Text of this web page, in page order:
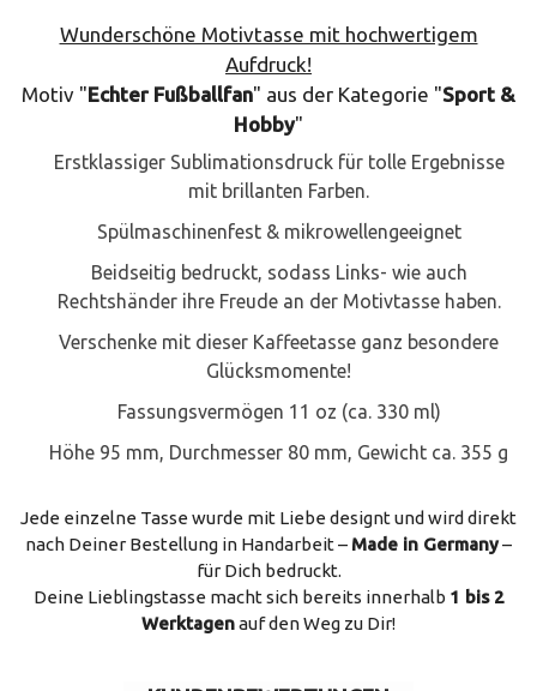
Wunderschöne Motivtasse mit hochwertigem
Aufdruck!
Motiv "Echter Fußballfan" aus der Kategorie "Sport &
Hobby"
Erstklassiger Sublimationsdruck für tolle Ergebnisse
mit brillanten Farben.
Spülmaschinenfest & mikrowellengeeignet
Beidseitig bedruckt, sodass Links- wie auch
Rechtshänder ihre Freude an der Motivtasse haben.
Verschenke mit dieser Kaffeetasse ganz besondere
Glücksmomente!
Fassungsvermögen 11 oz (ca. 330 ml)
Höhe 95 mm, Durchmesser 80 mm, Gewicht ca. 355 g
Jede einzelne Tasse wurde mit Liebe designt und wird direkt
nach Deiner Bestellung in Handarbeit – Made in Germany–
für Dich bedruckt.
Deine Lieblingstasse macht sich bereits innerhalb 1 bis 2
Werktagenauf den Weg zu Dir!